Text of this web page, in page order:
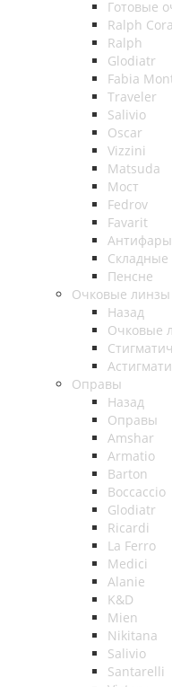
Готовые
Ralph
Ralph
Glodiatr
Fabia
Traveler
Salivio
Oscar
Vizzini
Matsuda
Мост
Fedrov
Favarit
Складные
Пенсне
Очковые линзы
Назад
Очковые
Оправы
Назад
Оправы
Amshar
Armatio
Barton
Boccaccio
Glodiatr
Ricardi
La Ferro
Medici
Alanie
K&D
Mien
Nikitana
Salivio
Santarelli